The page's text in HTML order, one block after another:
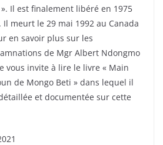
Il est finalement libéré en 1975
Il meurt le 29 mai 1992 au Canada
en savoir plus sur les
de Mgr Albert Ndongmo
vous invite à lire le livre « Main
de Mongo Beti » dans lequel il
et documentée sur cette